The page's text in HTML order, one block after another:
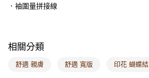
付款後門市自取
每筆NT$60，滿NT$1,000(含以上)免運費
．袖圍量拼接線
相關分類
舒適 親膚 舒適 寬版 印花 蝴蝶結